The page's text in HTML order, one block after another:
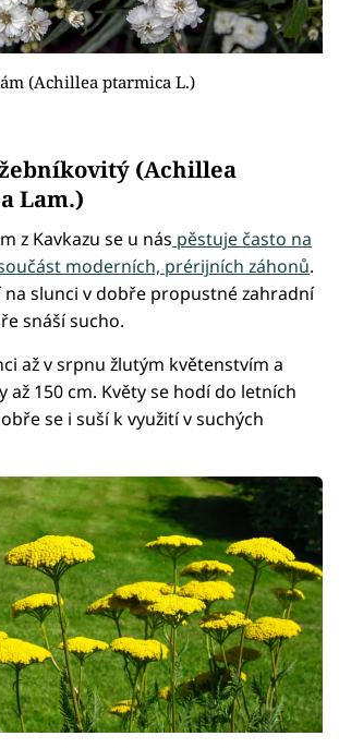
(Achillea ptarmica L.)
(Achillea
Lam.)
z Kavkazu se u nás pěstuje často na
moderních, prérijních záhonů.
slunci v dobře propustné zahradní
snáší sucho.
až v srpnu žlutým květenstvím a
až 150 cm. Květy se hodí do letních
se i suší k využití v suchých